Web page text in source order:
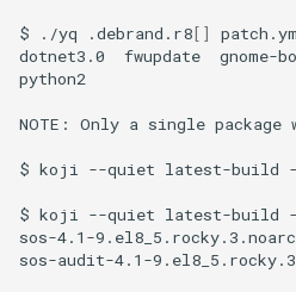
$ ./yq .debrand.r8[]
dotnet3.0
fwupdate gnome-
python2
NOTE: Only a single package
$ koji --quiet latest-build
$ koji --quiet latest-build
sos-4.1-
sos-audit-4.1-